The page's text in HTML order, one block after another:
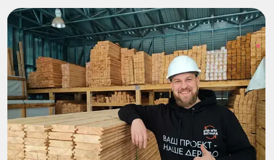
Получите точный расчет
и консультацию по
материалу!
+7
Выберите материал из списка